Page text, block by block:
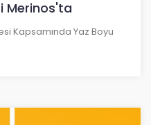
Merinos'ta
Kapsamında Yaz Boyu